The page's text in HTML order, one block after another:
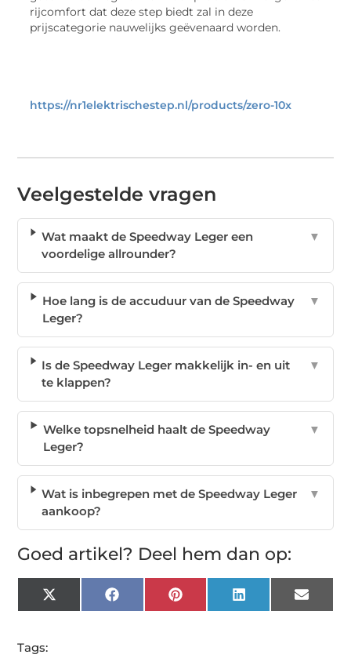
rijcomfort dat deze step biedt zal in deze
prijscategorie nauwelijks geëvenaard worden.
https://nr1elektrischestep.nl/products/zero-10x
Veelgestelde vragen
Wat maakt de Speedway Leger een
voordelige allrounder?
▼
Hoe lang is de accuduur van de Speedway
Leger?
▼
Is de Speedway Leger makkelijk in- en uit
te klappen?
▼
Welke topsnelheid haalt de Speedway
Leger?
▼
Wat is inbegrepen met de Speedway Leger
aankoop?
▼
Goed artikel? Deel hem dan op:
X
(Twitter)
FacebookPinterest LinkedIn Email
Tags: